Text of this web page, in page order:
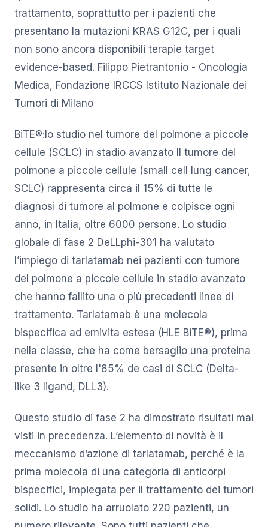
trattamento, soprattutto per i pazienti che
presentano la mutazioni KRAS G12C, per i quali
non sono ancora disponibili terapie target
evidence-based. Filippo Pietrantonio - Oncologia
Medica, Fondazione IRCCS Istituto Nazionale dei
Tumori di Milano
BiTE®:lo studio nel tumore del polmone a piccole
cellule (SCLC) in stadio avanzato Il tumore del
polmone a piccole cellule (small cell lung cancer,
SCLC) rappresenta circa il 15% di tutte le
diagnosi di tumore al polmone e colpisce ogni
anno, in Italia, oltre 6000 persone. Lo studio
globale di fase 2 DeLLphi-301 ha valutato
l’impiego di tarlatamab nei pazienti con tumore
del polmone a piccole cellule in stadio avanzato
che hanno fallito una o più precedenti linee di
trattamento. Tarlatamab è una molecola
bispecifica ad emivita estesa (HLE BiTE®), prima
nella classe, che ha come bersaglio una proteina
presente in oltre l'85% de casi di SCLC (Delta-
like 3 ligand, DLL3).
Questo studio di fase 2 ha dimostrato risultati mai
visti in precedenza. L’elemento di novità è il
meccanismo d’azione di tarlatamab, perché è la
prima molecola di una categoria di anticorpi
bispecifici, impiegata per il trattamento dei tumori
solidi. Lo studio ha arruolato 220 pazienti, un